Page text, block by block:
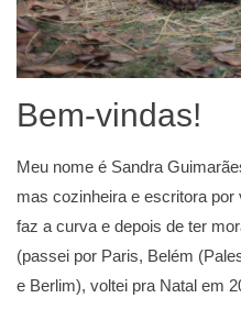
Bem-vindas!
Meu nome é Sandra
mas cozinheira e escritora
faz a curva e depois de ter
(passei por Paris, Belém
e Berlim), voltei pra Natal em